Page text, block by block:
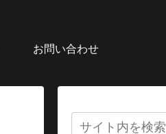
お問い合わせ